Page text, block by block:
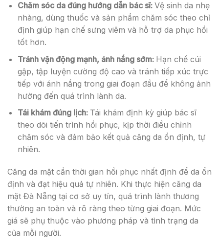
Chăm sóc da đúng hướng dẫn bác sĩ: Vệ sinh da nhẹ
nhàng, dùng thuốc và sản phẩm chăm sóc theo chỉ
định giúp hạn chế sưng viêm và hỗ trợ da phục hồi
tốt hơn.
Tránh vận động mạnh, ánh nắng sớm: Hạn chế cúi
gập, tập luyện cường độ cao và tránh tiếp xúc trực
tiếp với ánh nắng trong giai đoạn đầu để không ảnh
hưởng đến quá trình lành da.
Tái khám đúng lịch: Tái khám định kỳ giúp bác sĩ
theo dõi tiến trình hồi phục, kịp thời điều chỉnh
chăm sóc và đảm bảo kết quả căng da ổn định, tự
nhiên.
Căng da mặt cần thời gian hồi phục nhất định để da ổn
định và đạt hiệu quả tự nhiên. Khi thực hiện căng da
mặt Đà Nẵng tại cơ sở uy tín, quá trình lành thương
thường an toàn và rõ ràng theo từng giai đoạn. Mức
giá sẽ phụ thuộc vào phương pháp và tình trạng da
của mỗi người.